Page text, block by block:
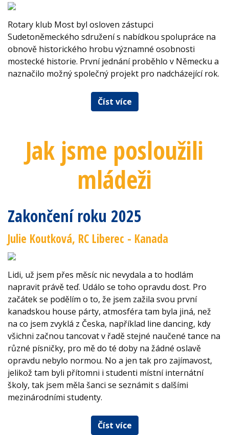
Rotary klub Most byl osloven zástupci
Sudetoněmeckého sdružení s nabídkou spolupráce na
obnově historického hrobu významné osobnosti
mostecké historie. První jednání proběhlo v Německu a
naznačilo možný společný projekt pro nadcházející rok.
Číst více
Jak jsme posloužili
mládeži
Zakončení roku 2025
Julie Koutková, RC Liberec - Kanada
Lidi, už jsem přes měsíc nic nevydala a to hodlám
napravit právě teď. Událo se toho opravdu dost. Pro
začátek se podělím o to, že jsem zažila svou první
kanadskou house párty, atmosféra tam byla jiná, než
na co jsem zvyklá z Česka, například line dancing, kdy
všichni začnou tancovat v řadě stejné naučené tance na
různé písničky, pro mě do té doby na žádné oslavě
opravdu nebylo normou. No a jen tak pro zajímavost,
jelikož tam byli přítomni i studenti místní internátní
školy, tak jsem měla šanci se seznámit s dalšími
mezinárodními studenty.
Číst více